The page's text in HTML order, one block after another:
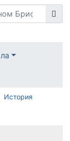
История